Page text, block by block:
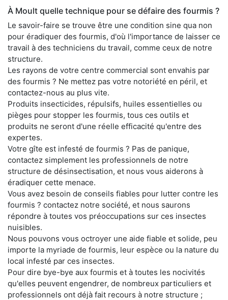
À Moult quelle technique pour se défaire des fourmis ?
Le savoir-faire se trouve être une condition sine qua non
pour éradiquer des fourmis, d'où l'importance de laisser ce
travail à des techniciens du travail, comme ceux de notre
structure.
Les rayons de votre centre commercial sont envahis par
des fourmis ? Ne mettez pas votre notoriété en péril, et
contactez-nous au plus vite.
Produits insecticides, répulsifs, huiles essentielles ou
pièges pour stopper les fourmis, tous ces outils et
produits ne seront d'une réelle efficacité qu'entre des
expertes.
Votre gîte est infesté de fourmis ? Pas de panique,
contactez simplement les professionnels de notre
structure de désinsectisation, et nous vous aiderons à
éradiquer cette menace.
Vous avez besoin de conseils fiables pour lutter contre les
fourmis ? contactez notre société, et nous saurons
répondre à toutes vos préoccupations sur ces insectes
nuisibles.
Nous pouvons vous octroyer une aide fiable et solide, peu
importe la myriade de fourmis, leur espèce ou la nature du
local infesté par ces insectes.
Pour dire bye-bye aux fourmis et à toutes les nocivités
qu'elles peuvent engendrer, de nombreux particuliers et
professionnels ont déjà fait recours à notre structure ;